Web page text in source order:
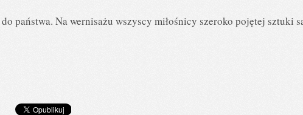
państwa. Na wernisażu wszyscy miłośnicy szeroko pojętej sztuki